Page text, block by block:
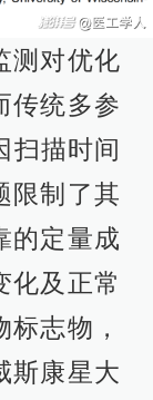
测对优化
传统多参
扫描时间
限制了其
的定量成
化及正常
志物，
斯康星大